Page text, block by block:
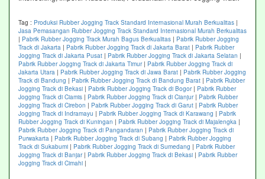
Tag : Produksi Rubber Jogging Track Standard Internasional Murah Berkualitas |
Jasa Pemasangan Rubber Jogging Track Standard Internasional Murah Berkualitas
| Pabrik Rubber Jogging Track Murah Bagus Berkualitas | Pabrik Rubber Jogging
Track di Jakarta | Pabrik Rubber Jogging Track di Jakarta Barat | Pabrik Rubber
Jogging Track di Jakarta Pusat | Pabrik Rubber Jogging Track di Jakarta Selatan |
Pabrik Rubber Jogging Track di Jakarta Timur| Pabrik Rubber Jogging Track di
Jakarta Utara | Pabrik Rubber Jogging Track di Jawa Barat | Pabrik Rubber Jogging
Track di Bandung | Pabrik Rubber Jogging Track di Bandung Barat | Pabrik Rubber
Jogging Track di Bekasi | Pabrik Rubber Jogging Track di Bogor| Pabrik Rubber
Jogging Track di Ciamis | Pabrik Rubber Jogging Track di Cianjur| Pabrik Rubber
Jogging Track di Cirebon | Pabrik Rubber Jogging Track di Garut | Pabrik Rubber
Jogging Track di Indramayu | Pabrik Rubber Jogging Track di Karawang | Pabrik
Rubber Jogging Track di Kuningan | Pabrik Rubber Jogging Track di Majalengka |
Pabrik Rubber Jogging Track di Pangandaran | Pabrik Rubber Jogging Track di
Purwakarta | Pabrik Rubber Jogging Track di Subang | Pabrik Rubber Jogging
Track di Sukabumi | Pabrik Rubber Jogging Track di Sumedang | Pabrik Rubber
Jogging Track di Banjar| Pabrik Rubber Jogging Track di Bekasi | Pabrik Rubber
Jogging Track di Cimahi |